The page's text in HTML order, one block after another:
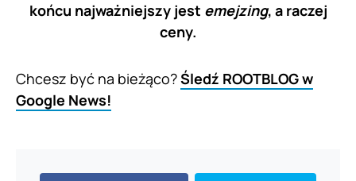
końcu najważniejszy jest emejzing, a raczej
ceny.
Chcesz być na bieżąco?Śledź ROOTBLOG w
Google News!